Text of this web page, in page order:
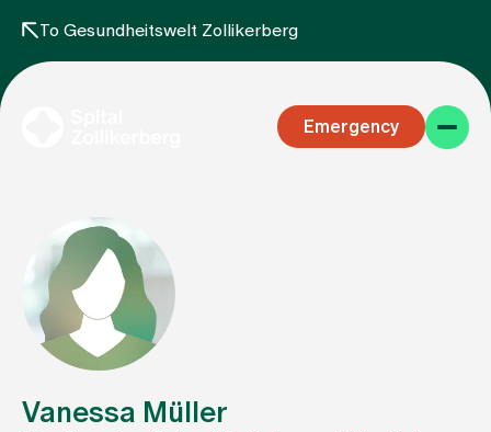
To Gesundheitswelt Zollikerberg
Emergency
Specialist areas
Stay
Vanessa Müller